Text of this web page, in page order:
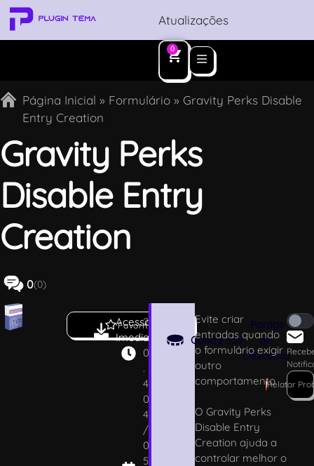
Atualizações
0
Página Inicial » Formulário » Gravity Perks Disable
Entry Creation
Gravity Perks
Disable Entry
Creation
0(0)
Favoritar
Acesso
Imediato
2
.
0
.
4
0
4
/
0
5
Ganhe339
Pontos
de
Desconto
Evite criar
entradas quando
o formulário exigir
outro
comportamento
O Gravity Perks
Disable Entry
Creation ajuda a
controlar melhor o
!Relatar